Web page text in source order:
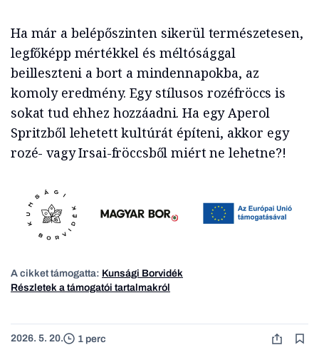
Ha már a belépőszinten sikerül természetesen,
legfőképp mértékkel és méltósággal
beilleszteni a bort a mindennapokba, az
komoly eredmény. Egy stílusos rozéfröccs is
sokat tud ehhez hozzáadni. Ha egy Aperol
Spritzből lehetett kultúrát építeni, akkor egy
rozé- vagy Irsai-fröccsből miért ne lehetne?!
A cikket támogatta: Kunsági Borvidék
Részletek a támogatói tartalmakról
2026. 5. 20. 1 perc